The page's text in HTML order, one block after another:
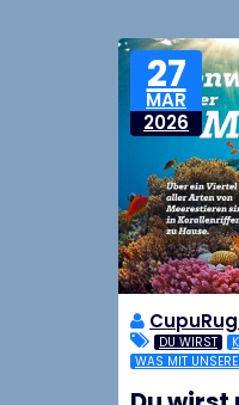
27
MAR
2026
DU WIRST
WAS MIT